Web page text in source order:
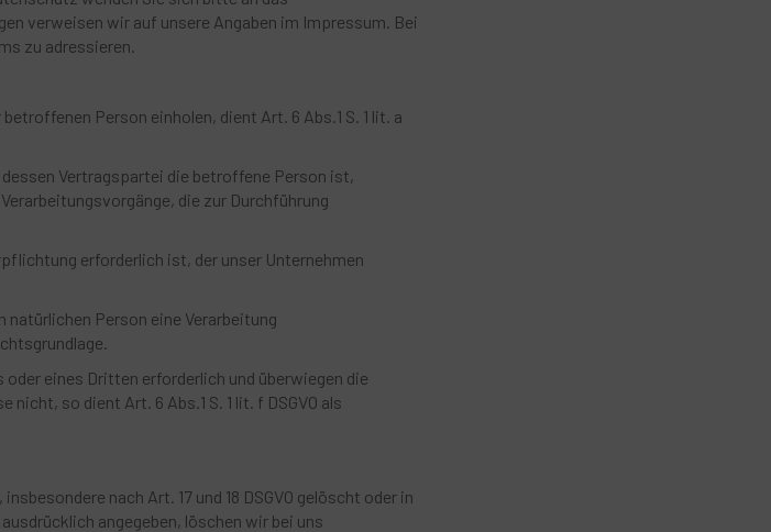
verweisen wir auf unsere Angaben im Impressum. Bei
zu adressieren.
Person einholen, dient Art. 6 Abs.1 S. 1 lit. a
Vertragspartei die betroffene Person ist,
die zur Durchführung
erforderlich ist, der unser Unternehmen
natürlichen Person eine Verarbeitung
eines Dritten erforderlich und überwiegen die
so dient Art. 6 Abs.1 S. 1 lit. f DSGVO als
nach Art. 17 und 18 DSGVO gelöscht oder in
angegeben, löschen wir bei uns